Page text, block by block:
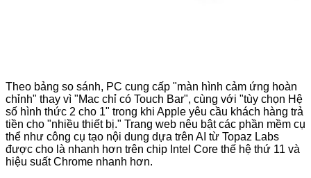
Theo bảng so sánh, PC cung cấp "màn hình cảm ứng hoàn
chỉnh" thay vì "Mac chỉ có Touch Bar", cùng với "tùy chọn Hệ
số hình thức 2 cho 1" trong khi Apple yêu cầu khách hàng trả
tiền cho "nhiều thiết bị." Trang web nêu bật các phần mềm cụ
thể như công cụ tạo nội dung dựa trên AI từ Topaz Labs
được cho là nhanh hơn trên chip Intel Core thế hệ thứ 11 và
hiệu suất Chrome nhanh hơn.